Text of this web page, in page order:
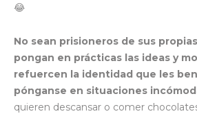
😂
No sean prisioneros de sus
pongan en prácticas las ideas y
refuercen la identidad que les
pónganse en situaciones
quieren descansar o comer